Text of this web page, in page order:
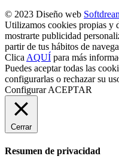
© 2023 Diseño web
Utilizamos cookies propias y
mostrarte publicidad
partir de tus hábitos de
Clica AQUÍ para más
Puedes aceptar todas las
configurarlas o rechazar su
Configurar ACEPTAR
Cerrar
Resumen de privacidad